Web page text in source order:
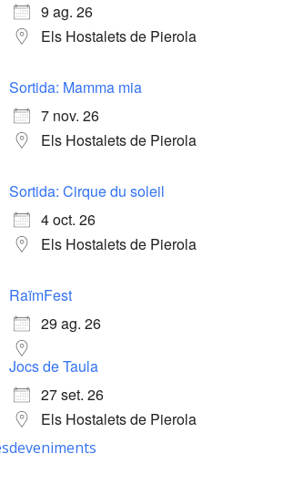
9 ag. 26
Els Hostalets de Pierola
Sortida: Mamma mia
7 nov. 26
Els Hostalets de Pierola
Sortida: Cirque du soleil
4 oct. 26
Els Hostalets de Pierola
RaïmFest
29 ag. 26
Jocs de Taula
27 set. 26
Els Hostalets de Pierola